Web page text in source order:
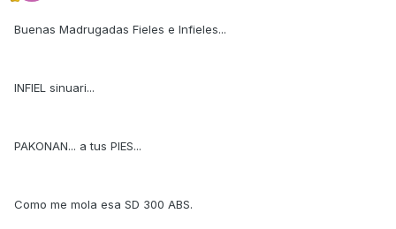
Buenas Madrugadas Fieles e Infieles...
INFIEL sinuari...
PAKONAN... a tus PIES...
Como me mola esa SD 300 ABS.